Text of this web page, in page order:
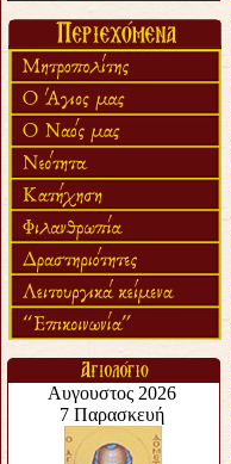
«πολύ αργά».
Ζητείται....